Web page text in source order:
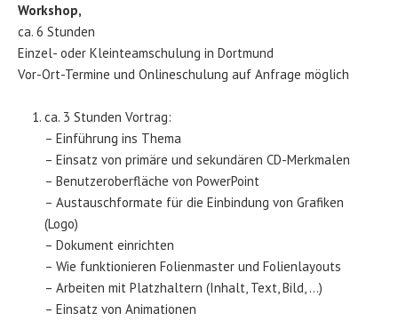
Workshop,
ca. 6 Stunden
Einzel- oder Kleinteamschulung in Dortmund
Vor-Ort-Termine und Onlineschulung auf Anfrage möglich
ca. 3 Stunden Vortrag:
– Einführung ins Thema
– Einsatz von primäre und sekundären CD-Merkmalen
– Benutzeroberfläche von PowerPoint
– Austauschformate für die Einbindung von Grafiken
(Logo)
– Dokument einrichten
– Wie funktionieren Folienmaster und Folienlayouts
– Arbeiten mit Platzhaltern (Inhalt, Text, Bild, …)
– Einsatz von Animationen